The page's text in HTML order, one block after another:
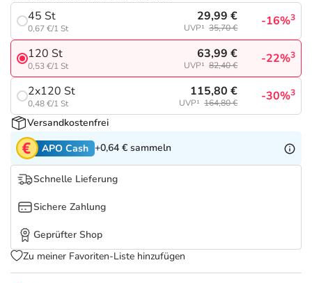
Sport & Fitness
Tierapotheke
Vitamine & Mineralstoffe
Marken
Täglich gut versorgt
Refluthin, Lasea & Carmenthin Deals
Salus Deals
45 St
0,67 €/1 St
29,99 €
UVP¹ 35,70 € -16%3
120 St
0,53 €/1 St
63,99 €
UVP¹ 82,40 € -22%3
2x120 St
0,48 €/1 St
115,80 €
UVP¹ 164,80 € -30%3
Versandkostenfrei
APO Cash +0,64 € sammeln
Schnelle Lieferung
Sichere Zahlung
Geprüfter Shop
Zu meiner Favoriten-Liste hinzufügen